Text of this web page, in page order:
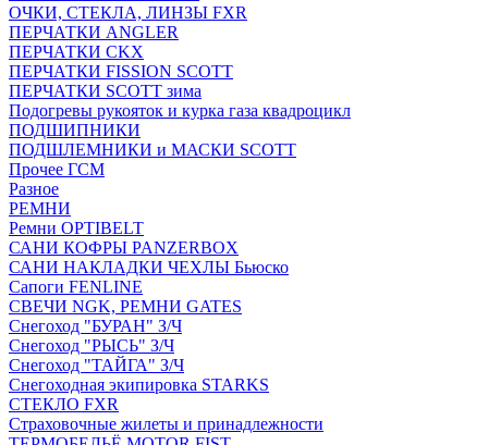
ОЧКИ, СТЕКЛА, ЛИНЗЫ FXR
ПЕРЧАТКИ ANGLER
ПЕРЧАТКИ CKX
ПЕРЧАТКИ FISSION SCOTT
ПЕРЧАТКИ SCOTT зима
Подогревы рукояток и курка газа квадроцикл
ПОДШИПНИКИ
ПОДШЛЕМНИКИ и МАСКИ SCOTT
Прочее ГСМ
Разное
РЕМНИ
Ремни OPTIBELT
САНИ КОФРЫ PANZERBOX
САНИ НАКЛАДКИ ЧЕХЛЫ Бьюско
Сапоги FENLINE
СВЕЧИ NGK, РЕМНИ GATES
Снегоход "БУРАН" З/Ч
Снегоход "РЫСЬ" З/Ч
Снегоход "ТАЙГА" З/Ч
Снегоходная экипировка STARKS
СТЕКЛО FXR
Страховочные жилеты и принадлежности